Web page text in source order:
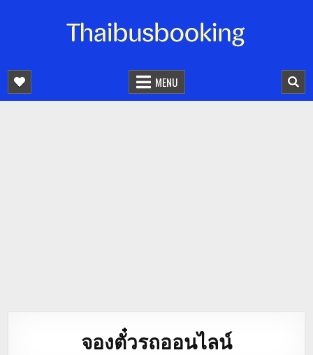
จองตั๋วรถออนไลน์ 24 ชั่วโมง
MENU
จองตั๋วรถออนไลน์